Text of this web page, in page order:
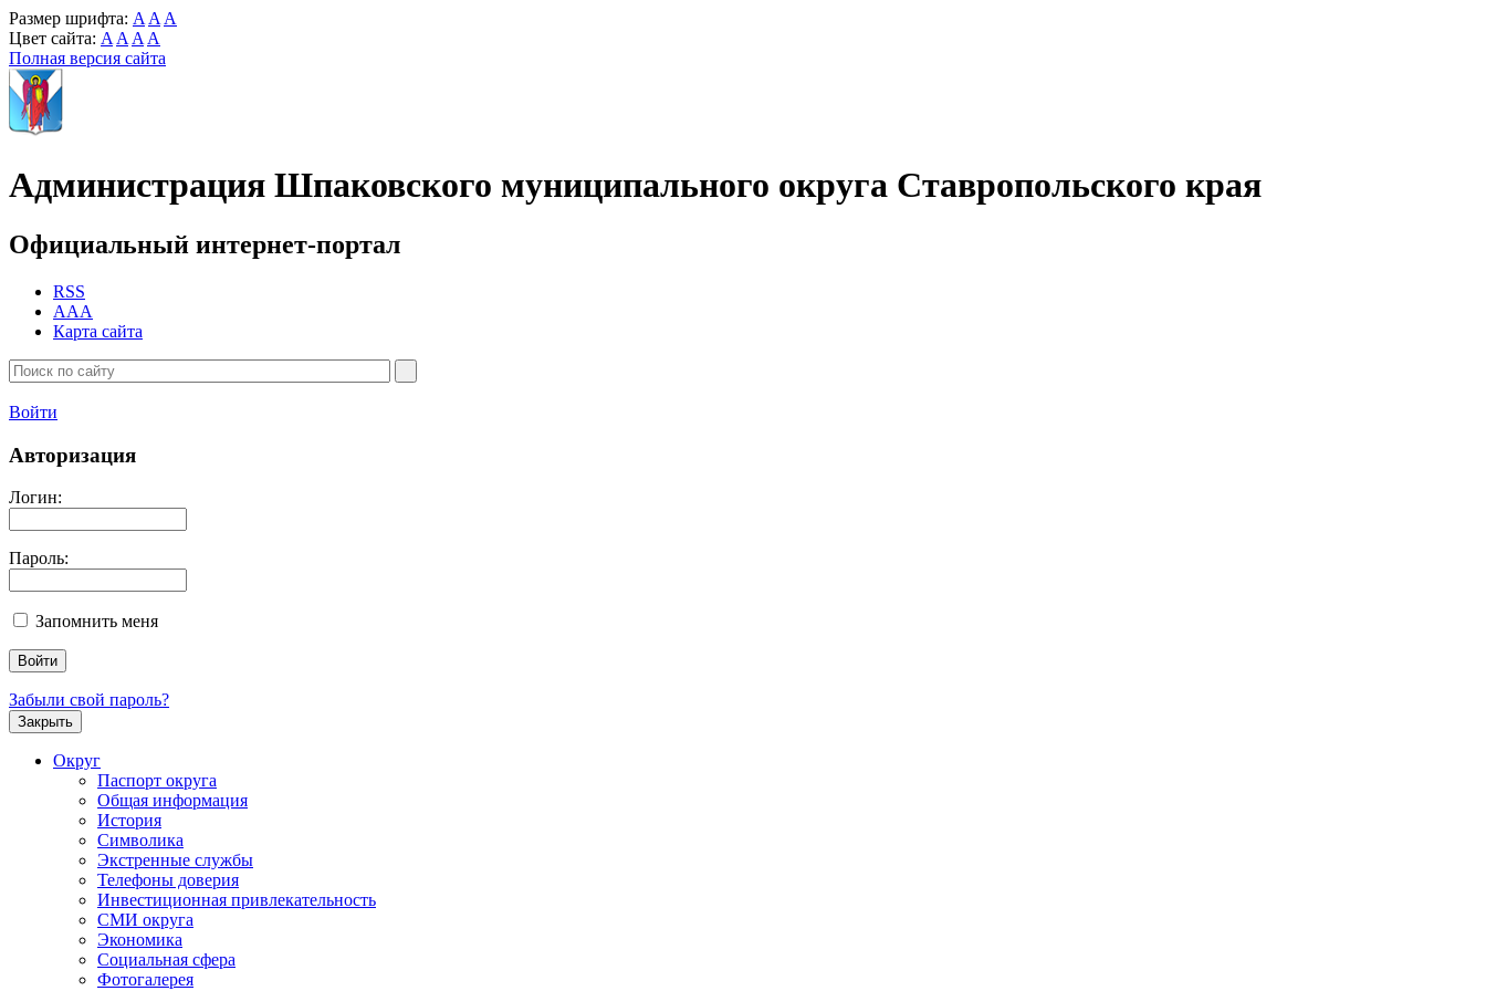
Размер шрифта: A A A
Цвет сайта: A A A A
Полная версия сайта
Администрация Шпаковского муниципального округа Ставропольского края
Официальный интернет-портал
RSS
AAA
Карта сайта
Войти
Авторизация
Логин:
Пароль:
Запомнить меня
Забыли свой пароль?
Закрыть
Округ
Паспорт округа
Общая информация
История
Символика
Экстренные службы
Телефоны доверия
Инвестиционная привлекательность
СМИ округа
Экономика
Социальная сфера
Фотогалерея